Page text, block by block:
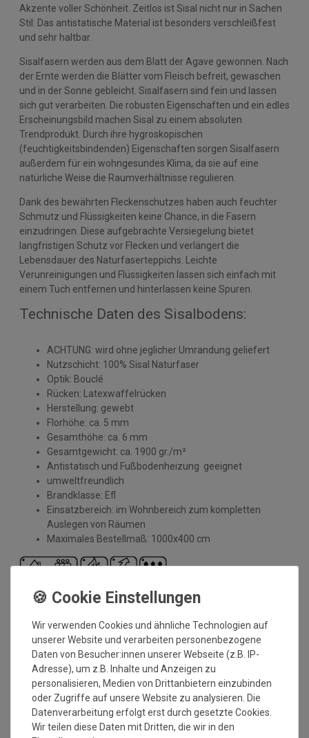
Akzente voller Schönheit. Zeitlos ist Sisal nicht nur in Sachen
Stil: Das antistatische Material ist besonders verschleißfest
und sehr haltbar.
Sisalfasern werden aus dem Blatt der Agave gewonnen. Nach
der Ernte werden die Blätter vom Fleisch befreit, gewaschen
und in der Sonne gebleicht. Sisalfasern sind fein und lassen
sich gut verarbeiten. Die robusten Eigenschaften und ein edles
Erscheinungsbild machen Sisal zu einem absoluten
Trendprodukt. Durch ihre hygroskopischen
(feuchtigkeitsbindenden) Eigenschaften sorgen Sisalfasern
außerdem für ein wohngesundes Klima, da sie auf eine
natürliche Weise die Raumverhältnisse regulieren.
Dank des bewährten Fleckenschutzes haben auch feuchter
Schmutz und Flüssigkeiten keine Chance, in die Fasern
einzudringen. Diese aufgebrachte Versiegelung bietet
langfristigen Schutz vor Flecken und verlängert die
Lebensdauer des Naturfaserteppichs. Leichte
Verunreinigungen und Flüssigkeiten lassen sich einfach mit
einem Tuch entfernen und hinterlassen keine Spuren.
Technische Daten des Sisalbodens:
ACHTUNG: wird ohne jeglicher Umrandung geliefert
Nutzschicht: 100% Sisal Naturfaser
Optik: Bouclé
Rücken: Latexwaffelrücken
Herstellung: gewebt
Florhöhe: ca. 5 mm
Gesamthöhe: ca. 6 mm
Gesamtgewicht: ca. 1900 gr./m²
Antistatisch und Fußbodenheizung geeignet
umweltfreundlich
Brandklasse: Efl
Einsatzbereich: im Wohnbereich zum kompletten
Auslegen von Räumen
Maximales Bestellmaß: 1000x400 cm
AstraCare Fleckenschutz:
Inhaltsstoff des Fleckenschutzes: Imprägnierung mit
Fluorcarbonharz
Reduktion der Fleckempfindlichkeit
Einfaches Abtupfen von Flüssigkeiten
Speichelfest
dünstet nicht aus
gesundheitliche Unbedenklichkeit geprüft und
zertifiziert
Wir verwenden Cookies und ähnliche Technologien auf
unserer Website und verarbeiten personenbezogene
Daten von Besucher:innen unserer Webseite (z.B. IP-
Adresse), um z.B. Inhalte und Anzeigen zu
personalisieren, Medien von Drittanbietern einzubinden
oder Zugriffe auf unsere Website zu analysieren. Die
Datenverarbeitung erfolgt erst durch gesetzte Cookies.
Wir teilen diese Daten mit Dritten, die wir in den